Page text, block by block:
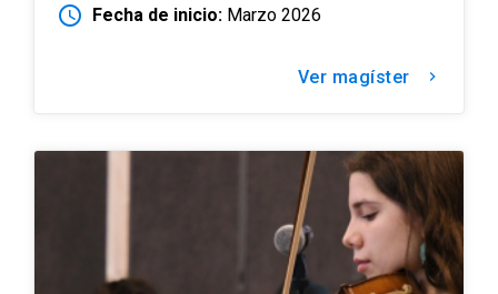
schedule Fecha de inicio: Marzo 2026
Ver magíster keyboard_arrow_right